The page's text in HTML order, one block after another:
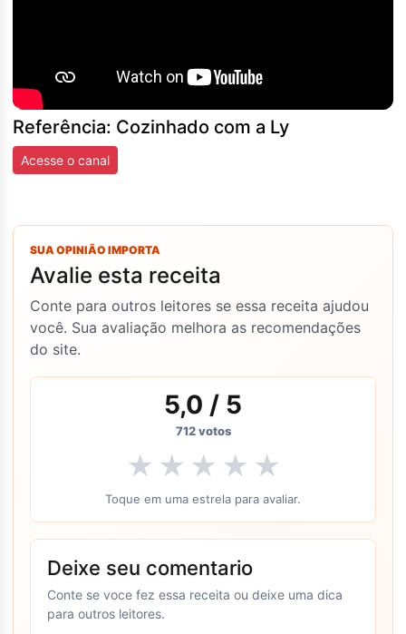
Referência: Cozinhado com a Ly
Acesse o canal
SUA OPINIÃO IMPORTA
Avalie esta receita
Conte para outros leitores se essa receita ajudou
você. Sua avaliação melhora as recomendações
do site.
5,0 / 5
712votos
★ ★ ★ ★ ★
Toque em uma estrela para avaliar.
Deixe seu comentario
Conte se voce fez essa receita ou deixe uma dica
para outros leitores.